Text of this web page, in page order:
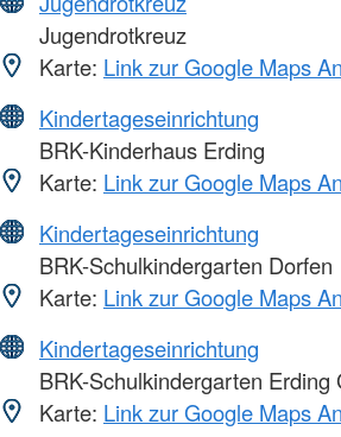
Jugendrotkreuz
Karte: Link zur Google Maps
Kindertageseinrichtung
BRK-Kinderhaus Erding
Karte: Link zur Google Maps
Kindertageseinrichtung
BRK-Schulkindergarten Dorfen
Karte: Link zur Google Maps
Kindertageseinrichtung
BRK-Schulkindergarten Erding
Karte: Link zur Google Maps